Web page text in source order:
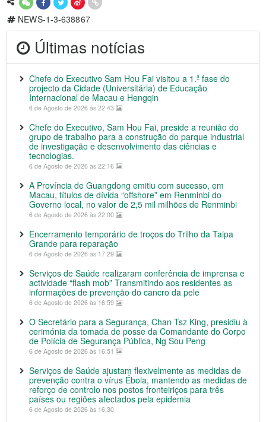
NEWS-1-3-638867
Últimas notícias
Chefe do Executivo Sam Hou Fai visitou a 1.ª fase do
projecto da Cidade (Universitária) de Educação
Internacional de Macau e Hengqin
6 de Agosto de 2026 às 22:43
Chefe do Executivo, Sam Hou Fai, preside a reunião do
grupo de trabalho para a construção do parque industrial
de investigação e desenvolvimento das ciências e
tecnologias.
6 de Agosto de 2026 às 22:16
A Província de Guangdong emitiu com sucesso, em
Macau, títulos de dívida “offshore” em Renminbi do
Governo local, no valor de 2,5 mil milhões de Renminbi
6 de Agosto de 2026 às 22:00
Encerramento temporário de troços do Trilho da Taipa
Grande para reparação
6 de Agosto de 2026 às 17:29
Serviços de Saúde realizaram conferência de imprensa e
actividade “flash mob” Transmitindo aos residentes as
informações de prevenção do cancro da pele
6 de Agosto de 2026 às 16:59
O Secretário para a Segurança, Chan Tsz King, presidiu à
cerimónia da tomada de posse da Comandante do Corpo
de Polícia de Segurança Pública, Ng Sou Peng
6 de Agosto de 2026 às 16:51
Serviços de Saúde ajustam flexivelmente as medidas de
prevenção contra o vírus Ébola, mantendo as medidas de
reforço de controlo nos postos fronteiriços para três
países ou regiões afectados pela epidemia
6 de Agosto de 2026 às 16:30